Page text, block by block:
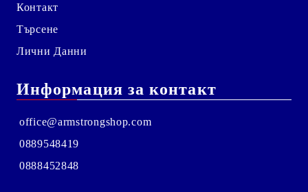
Контакт
Търсене
Лични Данни
Информация за контакт
office@armstrongshop.com
0889548419
0888452848